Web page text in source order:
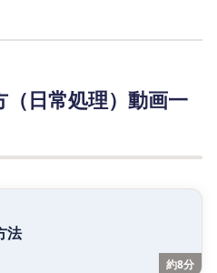
日常処理）動画一
法
約8分